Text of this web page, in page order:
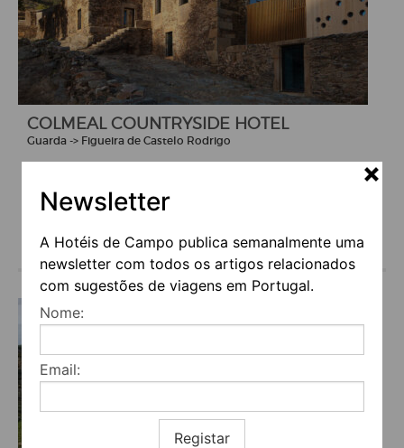
Newsletter
A Hotéis de Campo publica semanalmente uma
newsletter com todos os artigos relacionados
com sugestões de viagens em Portugal.
Nome:
Email:
Registar
COLMEAL COUNTRYSIDE HOTEL
Guarda -> Figueira de Castelo Rodrigo
(a partir de)€90